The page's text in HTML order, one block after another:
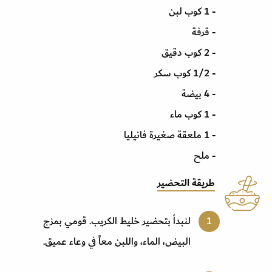
- 1 كوب لبن
- قرفة
- 2 كوب دقيق
- 1/2 كوب سكر
- 4 بيضة
- 1 كوب ماء
- 1 ملعقة صغيرة فانيليا
- ملح
طريقة التحضير
لنبدأ بتحضير خليط الكريب. قومي بمزج
البيض، الماء، واللبن معاً في وعاء عميق.